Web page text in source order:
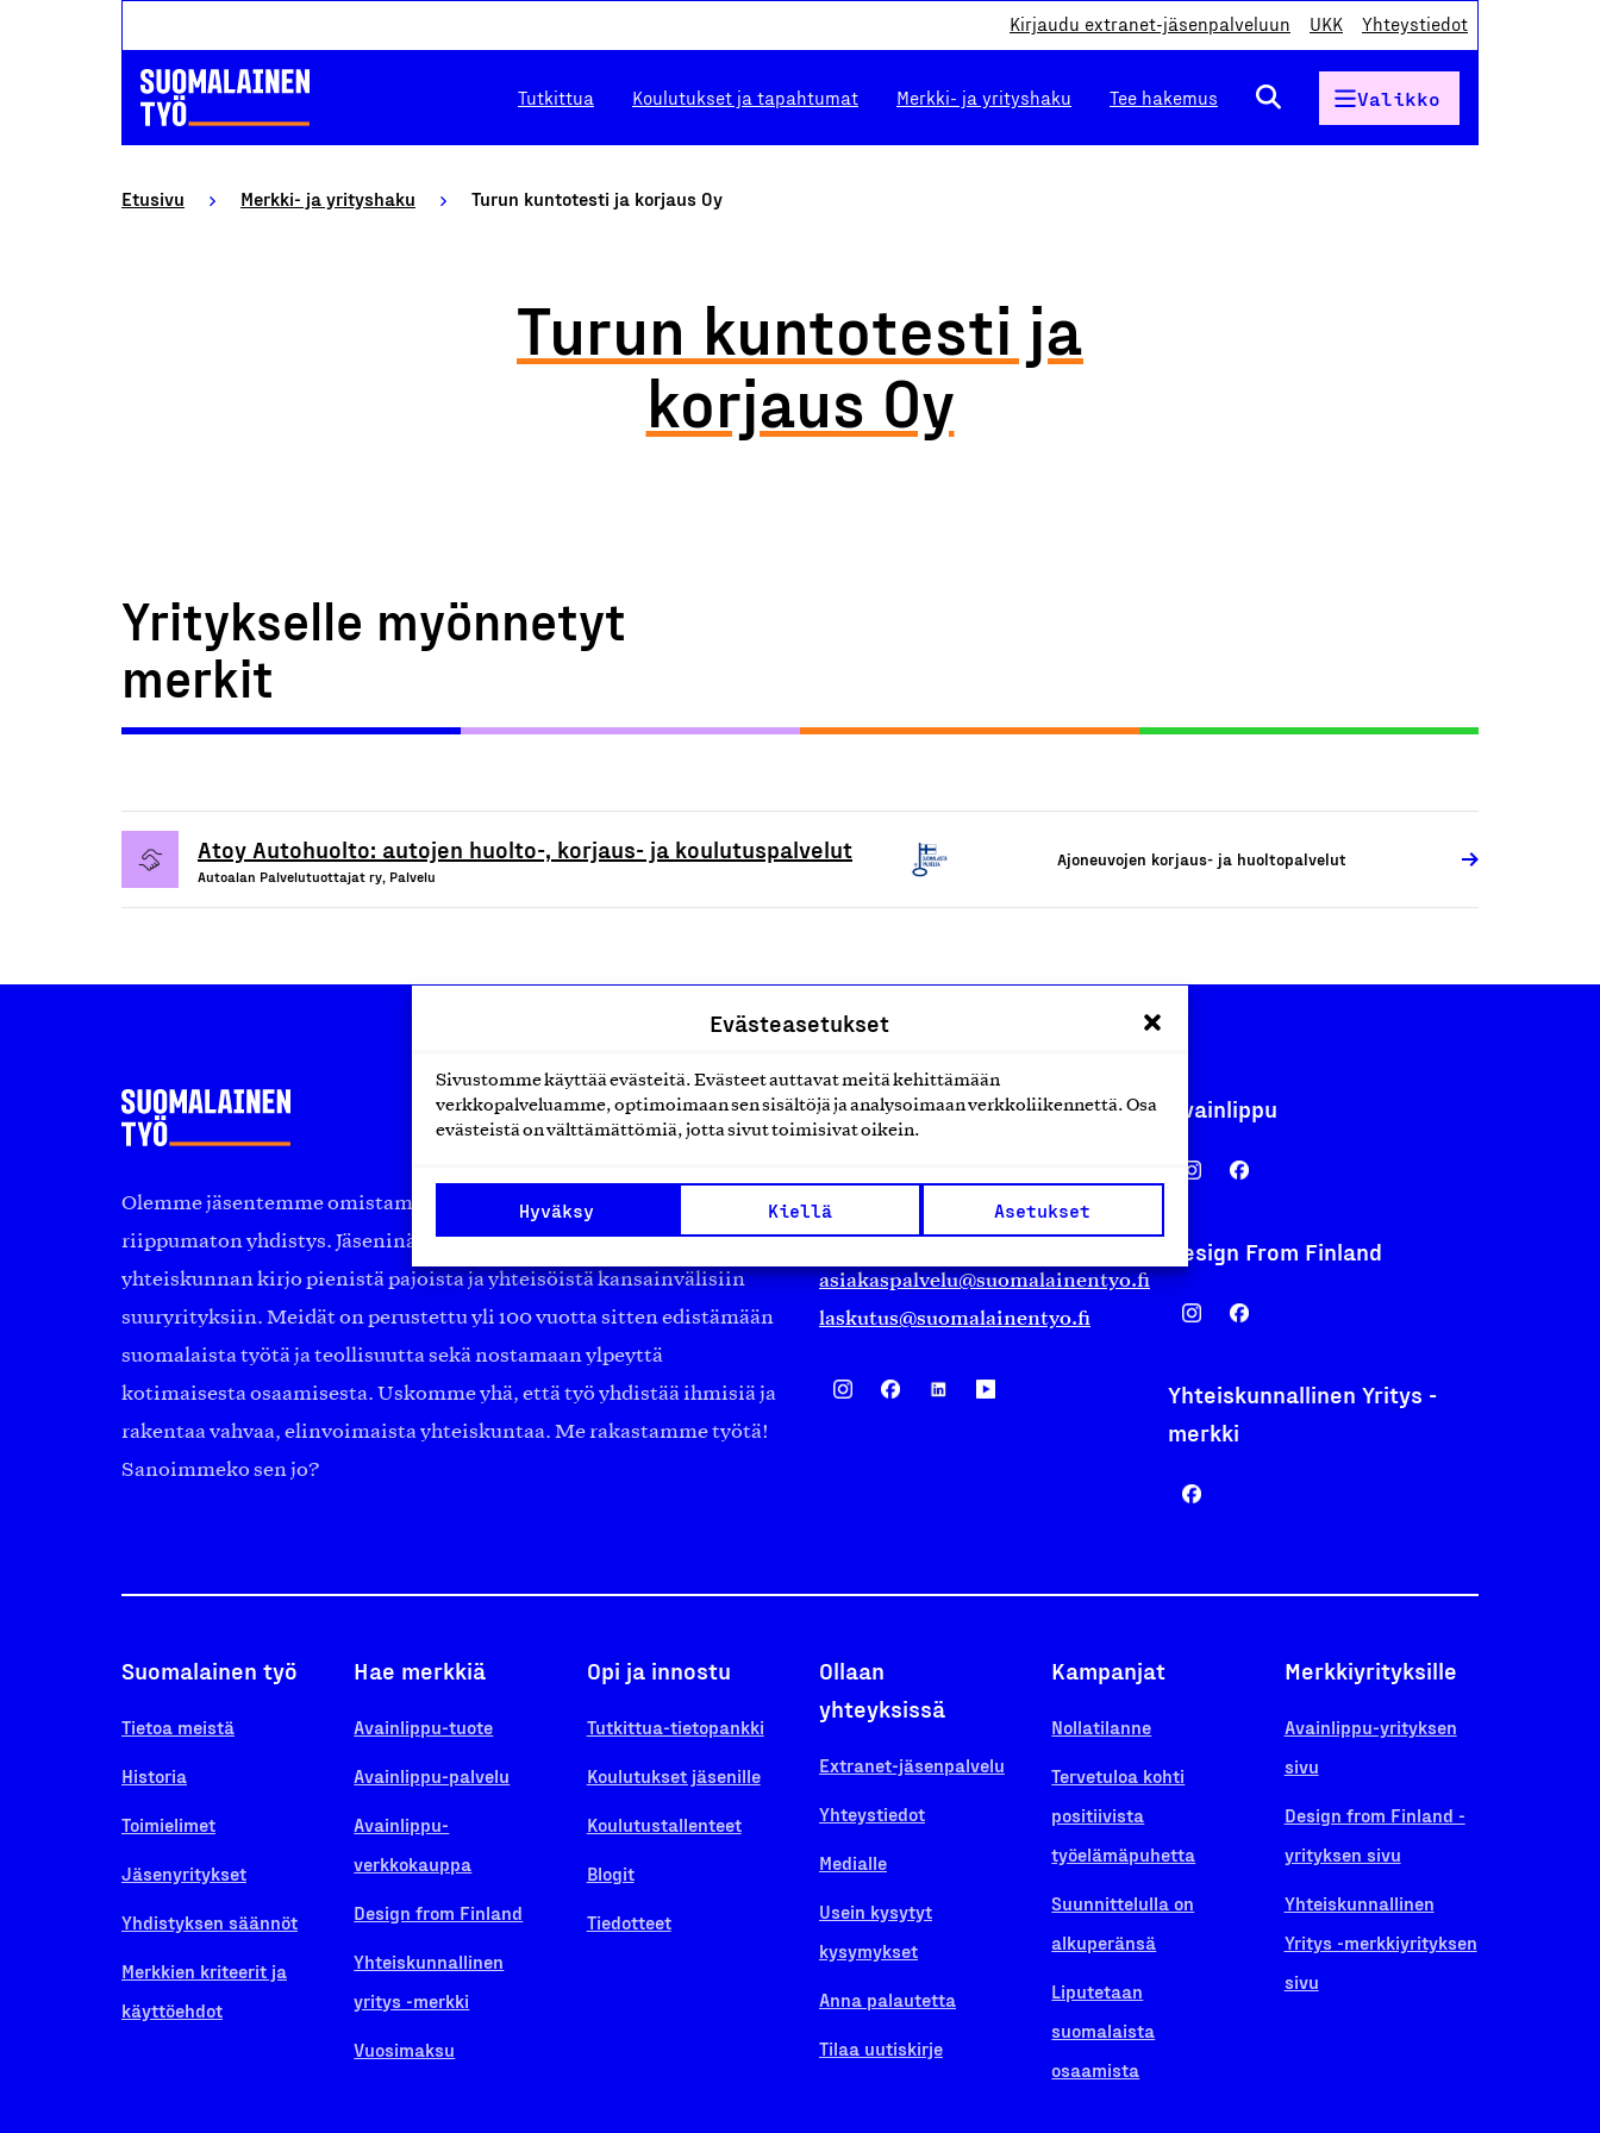
Evästeasetukset
Sivustomme käyttää evästeitä. Evästeet auttavat meitä kehittämään
verkkopalveluamme, optimoimaan sen sisältöjä ja analysoimaan verkkoliikennettä. Osa
evästeistä on välttämättömiä, jotta sivut toimisivat oikein.
Hyväksy Kiellä Asetukset
Kirjaudu extranet-jäsenpalveluun UKK Yhteystiedot
Tutkittua Koulutukset ja tapahtumat Merkki- ja yrityshaku Tee hakemus Valikko
Etusivu Merkki- ja yrityshaku Turun kuntotesti ja korjaus Oy
Turun kuntotesti ja
korjaus Oy
Yritykselle myönnetyt
merkit
Atoy Autohuolto: autojen huolto-, korjaus- ja koulutuspalvelut
Autoalan Palvelutuottajat ry, Palvelu
Ajoneuvojen korjaus- ja huoltopalvelut
Olemme jäsentemme omistama puolueeton, työmarkkinajärjestöistä
riippumaton yhdistys. Jäseninämme on koko suomalaisen
yhteiskunnan kirjo pienistä pajoista ja yhteisöistä kansainvälisiin
suuryrityksiin. Meidät on perustettu yli 100 vuotta sitten edistämään
suomalaista työtä ja teollisuutta sekä nostamaan ylpeyttä
kotimaisesta osaamisesta. Uskomme yhä, että työ yhdistää ihmisiä ja
rakentaa vahvaa, elinvoimaista yhteiskuntaa. Me rakastamme työtä!
Sanoimmeko sen jo?
Suomalainen työ ry
00130 Helsinki
Finland
asiakaspalvelu@suomalainentyo.fi
laskutus@suomalainentyo.fi
Avainlippu
Design From Finland
Yhteiskunnallinen Yritys -
merkki
Suomalainen työ
Tietoa meistä
Historia
Toimielimet
Jäsenyritykset
Yhdistyksen säännöt
Merkkien kriteerit ja
käyttöehdot
Hae merkkiä
Avainlippu-tuote
Avainlippu-palvelu
Avainlippu-
verkkokauppa
Design from Finland
Yhteiskunnallinen
yritys -merkki
Vuosimaksu
Opi ja innostu
Tutkittua-tietopankki
Koulutukset jäsenille
Koulutustallenteet
Blogit
Tiedotteet
Ollaan
yhteyksissä
Extranet-jäsenpalvelu
Yhteystiedot
Medialle
Usein kysytyt
kysymykset
Anna palautetta
Tilaa uutiskirje
Kampanjat
Nollatilanne
Tervetuloa kohti
positiivista
työelämäpuhetta
Suunnittelulla on
alkuperänsä
Liputetaan
suomalaista
osaamista
Merkkiyrityksille
Avainlippu-yrityksen
sivu
Design from Finland -
yrityksen sivu
Yhteiskunnallinen
Yritys -merkkiyrityksen
sivu